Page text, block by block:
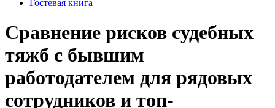
Гостевая книга
Сравнение рисков судебных
тяжб с бывшим
работодателем для рядовых
сотрудников и топ-